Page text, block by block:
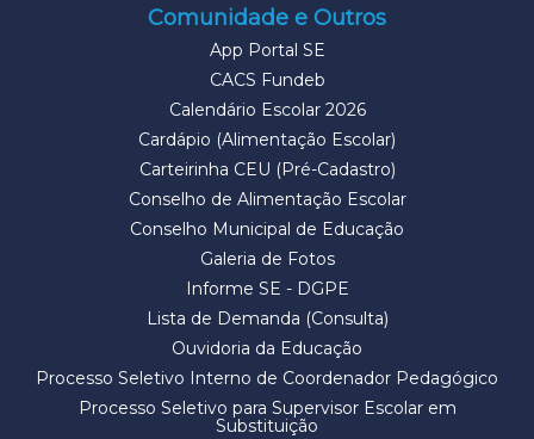
Comunidade e Outros
App Portal SE
CACS Fundeb
Calendário Escolar 2026
Cardápio (Alimentação Escolar)
Carteirinha CEU (Pré-Cadastro)
Conselho de Alimentação Escolar
Conselho Municipal de Educação
Galeria de Fotos
Informe SE - DGPE
Lista de Demanda (Consulta)
Ouvidoria da Educação
Processo Seletivo Interno de Coordenador Pedagógico
Processo Seletivo para Supervisor Escolar em
Substituição